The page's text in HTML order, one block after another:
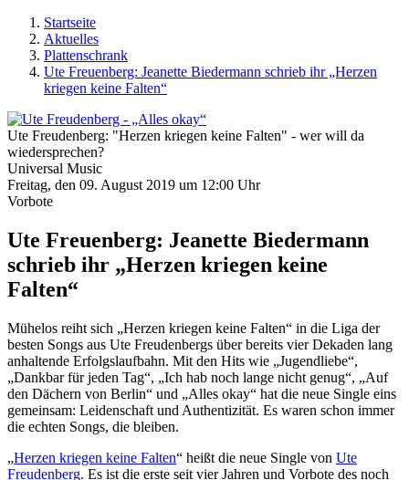
Startseite
Aktuelles
Plattenschrank
Ute Freuenberg: Jeanette Biedermann schrieb ihr „Herzen
kriegen keine Falten“
Ute Freudenberg: "Herzen kriegen keine Falten" - wer will da
wiedersprechen?
Universal Music
Freitag, den 09. August 2019 um 12:00 Uhr
Vorbote
Ute Freuenberg: Jeanette Biedermann
schrieb ihr „Herzen kriegen keine
Falten“
Mühelos reiht sich „Herzen kriegen keine Falten“ in die Liga der
besten Songs aus Ute Freudenbergs über bereits vier Dekaden lang
anhaltende Erfolgslaufbahn. Mit den Hits wie „Jugendliebe“,
„Dankbar für jeden Tag“, „Ich hab noch lange nicht genug“, „Auf
den Dächern von Berlin“ und „Alles okay“ hat die neue Single eins
gemeinsam: Leidenschaft und Authentizität. Es waren schon immer
die echten Songs, die bleiben.
„Herzen kriegen keine Falten“ heißt die neue Single von Ute
Freudenberg. Es ist die erste seit vier Jahren und Vorbote des noch